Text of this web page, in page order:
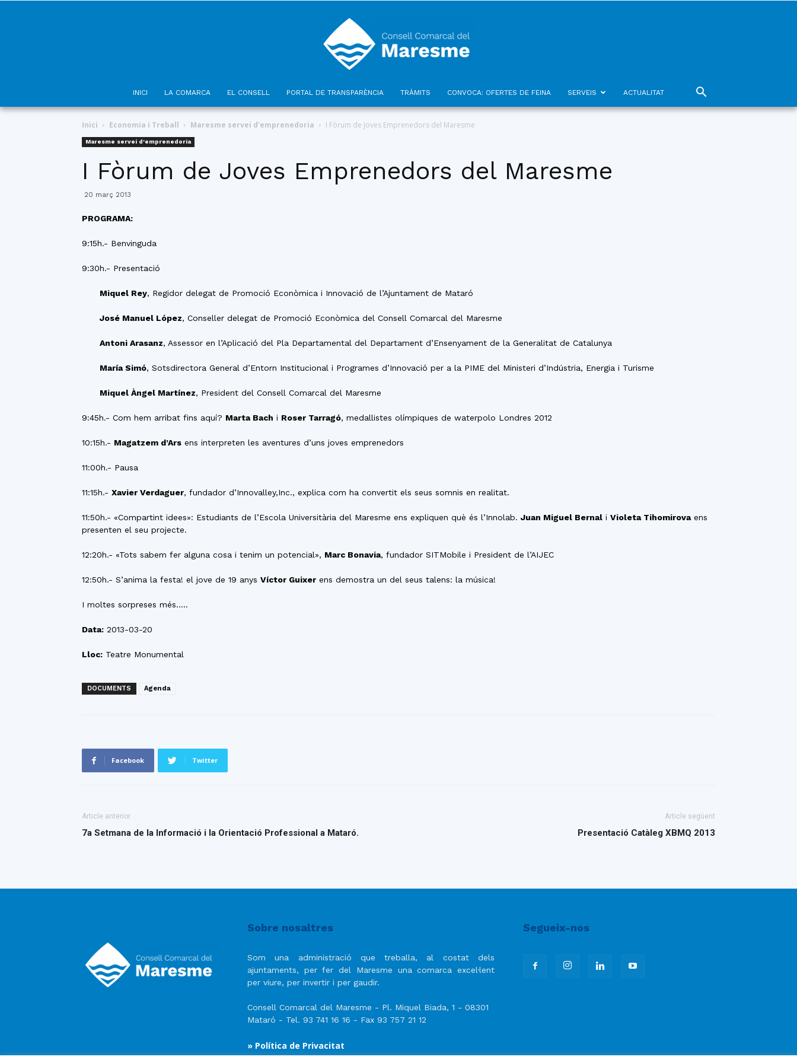
Maresme
INICI LA COMARCA EL CONSELL PORTAL DE TRANSPARÈNCIA TRÀMITS CONVOCA: OFERTES DE FEINA SERVEIS ACTUALITAT
Inici Economia i Treball Maresme servei d'emprenedoria I Fòrum de Joves Emprenedors del Maresme
Maresme servei d'emprenedoria
I Fòrum de Joves Emprenedors del Maresme
20 març 2013
PROGRAMA:
9:15h.- Benvinguda
9:30h.- Presentació
Miquel Rey, Regidor delegat de Promoció Econòmica i Innovació de l’Ajuntament de Mataró
José Manuel López, Conseller delegat de Promoció Econòmica del Consell Comarcal del Maresme
Antoni Arasanz, Assessor en l’Aplicació del Pla Departamental del Departament d’Ensenyament de la Generalitat de Catalunya
María Simó, Sotsdirectora General d’Entorn Institucional i Programes d’Innovació per a la PIME del Ministeri d’Indústria, Energia i Turisme
Miquel Àngel Martínez, President del Consell Comarcal del Maresme
9:45h.- Com hem arribat fins aquí? Marta Bach i Roser Tarragó, medallistes olímpiques de waterpolo Londres 2012
10:15h.- Magatzem d’Ars ens interpreten les aventures d’uns joves emprenedors
11:00h.- Pausa
11:15h.- Xavier Verdaguer, fundador d’Innovalley,Inc., explica com ha convertit els seus somnis en realitat.
11:50h.- «Compartint idees»: Estudiants de l’Escola Universitària del Maresme ens expliquen què és l’Innolab. Juan Miguel Bernal i Violeta Tihomirovaens
presenten el seu projecte.
12:20h.- «Tots sabem fer alguna cosa i tenim un potencial», Marc Bonavia, fundador SITMobile i President de l’AIJEC
12:50h.- S’anima la festa! el jove de 19 anys Víctor Guixer ens demostra un del seus talens: la música!
I moltes sorpreses més…..
Data: 2013-03-20
Lloc: Teatre Monumental
DOCUMENTS Agenda
Facebook Twitter
Article anterior
7a Setmana de la Informació i la Orientació Professional a Mataró.
Article següent
Presentació Catàleg XBMQ 2013
Sobre nosaltres
Som una administració que treballa, al costat dels
ajuntaments, per fer del Maresme una comarca excel·lent
per viure, per invertir i per gaudir.
Consell Comarcal del Maresme - Pl. Miquel Biada, 1 - 08301
Mataró - Tel. 93 741 16 16 - Fax 93 757 21 12
» Política de Privacitat
Segueix-nos